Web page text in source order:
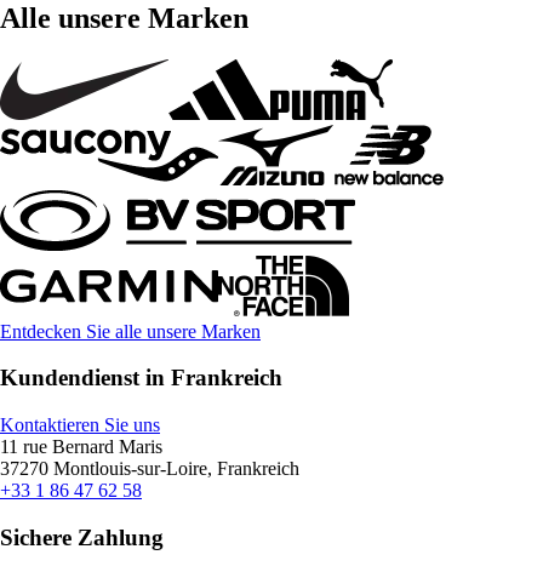
Alle unsere Marken
Entdecken Sie alle unsere Marken
Kundendienst in Frankreich
Kontaktieren Sie uns
11 rue Bernard Maris
37270 Montlouis-sur-Loire, Frankreich
+33 1 86 47 62 58
Sichere Zahlung